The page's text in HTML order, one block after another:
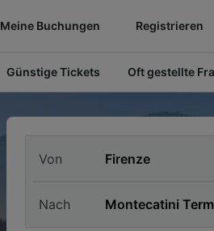
Meine Buchungen Registrieren
Günstige Tickets Oft gestellte
Von
Nach